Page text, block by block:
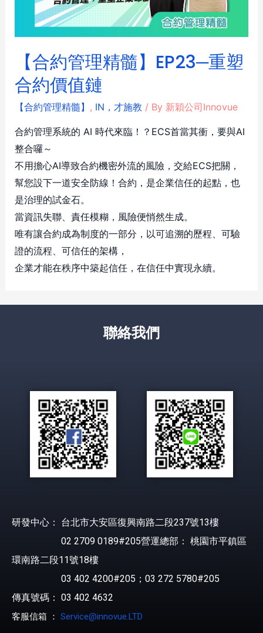
【合約管理精髓】EP23─重塑
合約價值鏈
【合約管理精髓】 , IN，才施教 / By 新穎公司Innovue
合約管理系統的 AI 時代來臨！？ECS首當其衝，要與AI
整合囉～
不用擔心AI導致合約機密外流的風險，交給ECS把關，
幫您設下一道安全防線！合約，是企業信任的起點，也
是治理的試金石。
當資訊失聯、責任模糊，風險便悄然生成。
唯有讓合約成為制度的一部分，以可追溯的歷程、可驗
證的流程、可信任的架構，
企業才能在秩序中築起信任，在信任中實現永續。
聯絡我們
研發中心： 台北市大安區復興南路二段237號13樓
02 2709 0189#205營運總部： 桃園市平鎮區
環南路二段11號18樓
03 402 4200#205；03 272 5780#205
傳真號碼： 03 402 4632
客服信箱 ： Service@innovue.LTD